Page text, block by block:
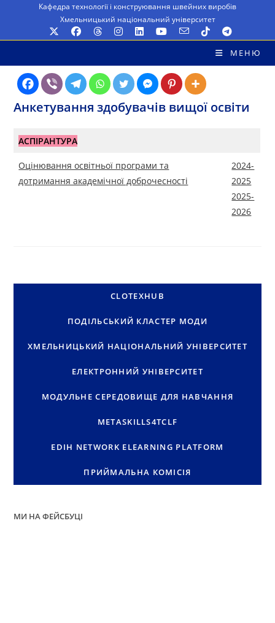
вмісту
Кафедра технології і конструювання швейних виробів
Хмельницький національний університет
МЕНЮ
Анкетування здобувачів вищої освіти
АСПІРАНТУРА
Оцінювання освітньої програми та
дотримання академічної доброчесності
2024-
2025
2025-
2026
CLOTEXHUB
ПОДІЛЬСЬКИЙ КЛАСТЕР МОДИ
ХМЕЛЬНИЦЬКИЙ НАЦІОНАЛЬНИЙ УНІВЕРСИТЕТ
ЕЛЕКТРОННИЙ УНІВЕРСИТЕТ
МОДУЛЬНЕ СЕРЕДОВИЩЕ ДЛЯ НАВЧАННЯ
METASKILLS4TCLF
EDIH NETWORK ELEARNING PLATFORM
ПРИЙМАЛЬНА КОМІСІЯ
МИ НА ФЕЙСБУЦІ